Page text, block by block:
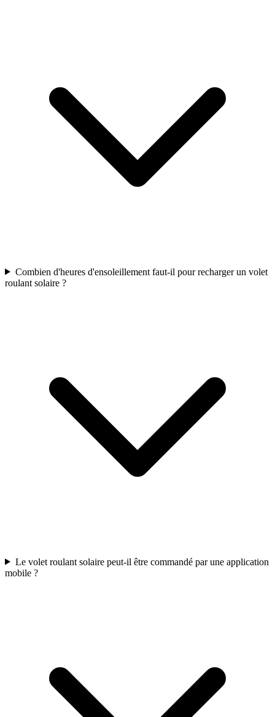
Combien d'heures d'ensoleillement faut-il pour recharger un volet
roulant solaire ?
Le volet roulant solaire peut-il être commandé par une application
mobile ?